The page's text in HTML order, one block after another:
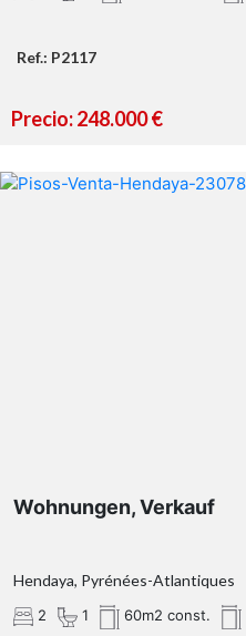
Ref.: P2117
Precio: 248.000 €
Wohnungen, Verkauf
Hendaya, Pyrénées-Atlantiques
2 1 60m2 const.